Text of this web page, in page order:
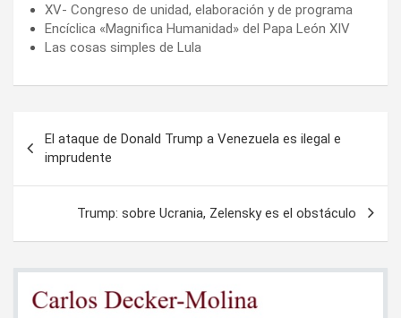
XV- Congreso de unidad, elaboración y de programa
Encíclica «Magnifica Humanidad» del Papa León XIV
Las cosas simples de Lula
de
entradas
El ataque de Donald Trump a Venezuela es ilegal e
imprudente
Trump: sobre Ucrania, Zelensky es el obstáculo